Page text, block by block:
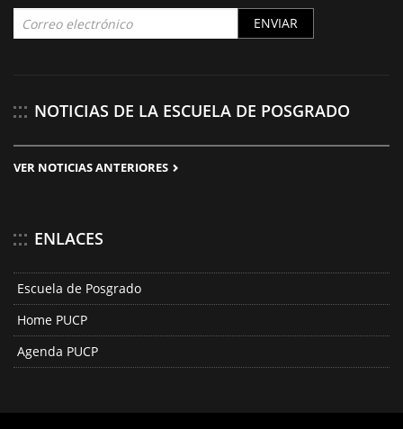
ENVIAR
NOTICIAS DE LA ESCUELA DE POSGRADO
VER NOTICIAS ANTERIORES
ENLACES
Escuela de Posgrado
Home PUCP
Agenda PUCP